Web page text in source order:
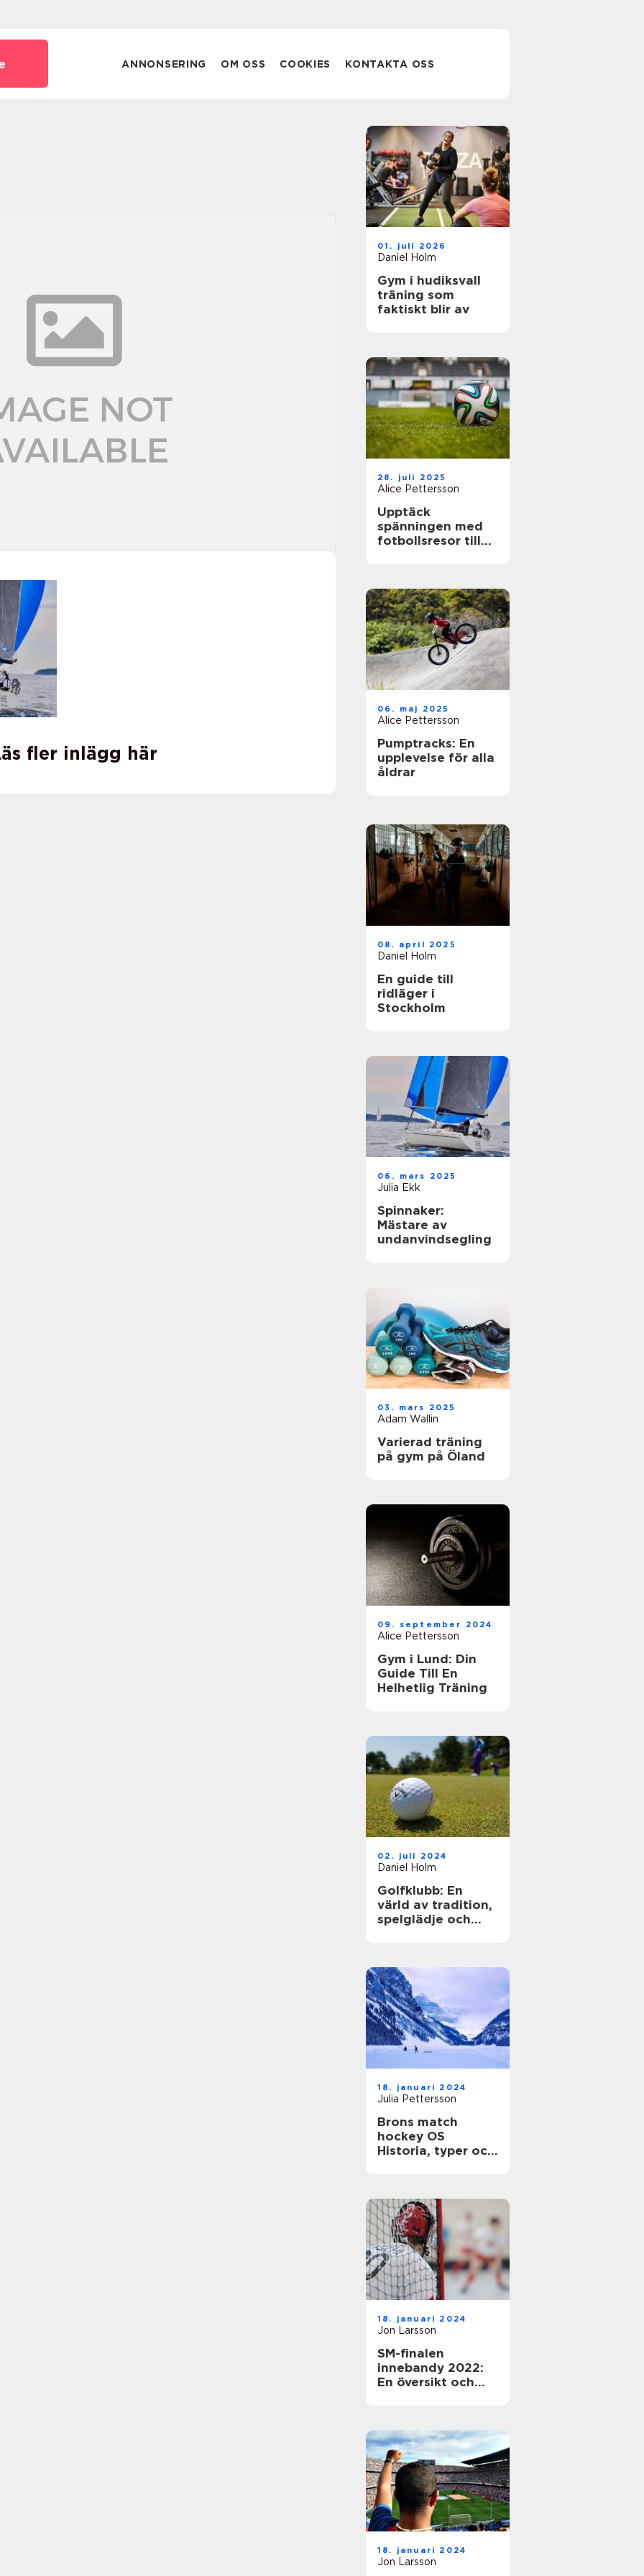
ANNONSERING OM OSS COOKIES KONTAKTA OSS
fler inlägg här
01. juli 2026
Daniel Holm
Gym i hudiksvall
träning som
faktiskt blir av
28. juli 2025
Alice Pettersson
Upptäck
spänningen med
fotbollsresor till
06. maj 2025
Alice Pettersson
Pumptracks: En
upplevelse för alla
åldrar
08. april 2025
Daniel Holm
En guide till
ridläger i
Stockholm
06. mars 2025
Julia Ekk
Spinnaker:
Mästare av
undanvindsegling
03. mars 2025
Adam Wallin
Varierad träning
på gym på Öland
09. september 2024
Alice Pettersson
Gym i Lund: Din
Guide Till En
Helhetlig Träning
02. juli 2024
Daniel Holm
Golfklubb: En
värld av tradition,
spelglädje och
18. januari 2024
Julia Pettersson
Brons match
hockey OS
Historia, typer och
18. januari 2024
Jon Larsson
SM-finalen
innebandy 2022:
En översikt och
18. januari 2024
Jon Larsson